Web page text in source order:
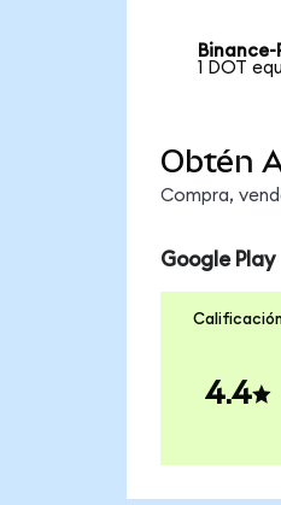
1 DOT
Obtén
Compra,
Google Play
4.4